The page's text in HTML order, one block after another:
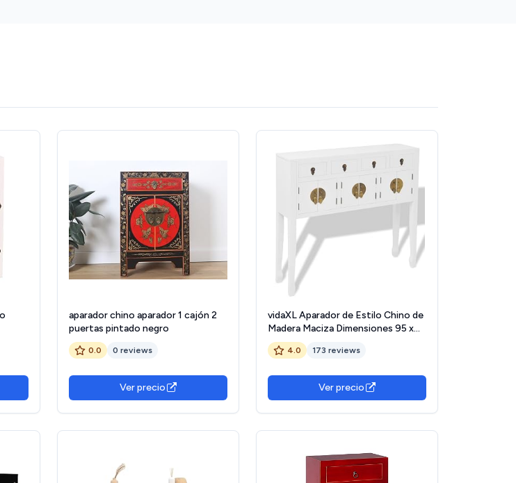
aparador chino aparador 1 cajón 2
puertas pintado negro
0.0 0 reviews
Ver precio
vidaXL Aparador de Estilo Chino de
Madera Maciza Dimensiones 95 x
24 x 91 cm
4.0 173 reviews
Ver precio